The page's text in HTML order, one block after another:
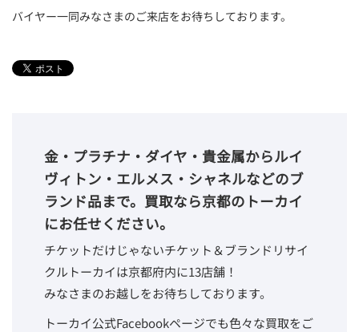
バイヤー一同みなさまのご来店をお待ちしております。
金・プラチナ・ダイヤ・貴金属からルイ
ヴィトン・エルメス・シャネルなどのブ
ランド品まで。買取なら京都のトーカイ
にお任せください。
チケットだけじゃないチケット＆ブランドリサイ
クルトーカイは京都府内に13店舗！
みなさまのお越しをお待ちしております。
トーカイ公式Facebookページでも色々な買取をご